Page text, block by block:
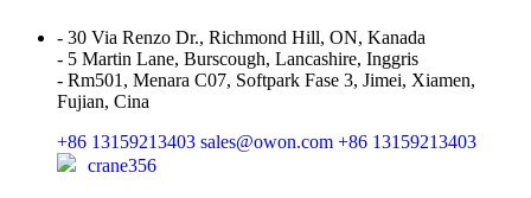
- 30 Via Renzo Dr., Richmond Hill, ON, Kanada
- 5 Martin Lane, Burscough, Lancashire, Inggris
- Rm501, Menara C07, Softpark Fase 3, Jimei, Xiamen,
Fujian, Cina
+86 13159213403 sales@owon.com +86 13159213403
crane356